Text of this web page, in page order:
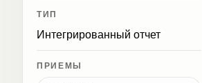
ТИП
Интегрированный отчет
ПРИЕМЫ